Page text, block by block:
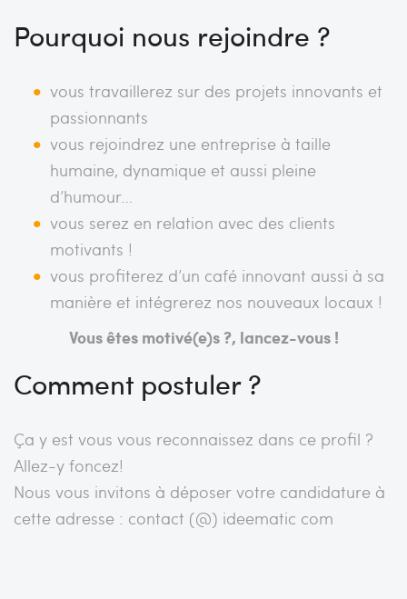
Pourquoi nous rejoindre ?
vous travaillerez sur des projets innovants et
passionnants
vous rejoindrez une entreprise à taille
humaine, dynamique et aussi pleine
d’humour…
vous serez en relation avec des clients
motivants !
vous profiterez d’un café innovant aussi à sa
manière et intégrerez nos nouveaux locaux !
Vous êtes motivé(e)s ?, lancez-vous !
Comment postuler ?
Ça y est vous vous reconnaissez dans ce profil ?
Allez-y foncez!
Nous vous invitons à déposer votre candidature à
cette adresse : contact (@) ideematic com